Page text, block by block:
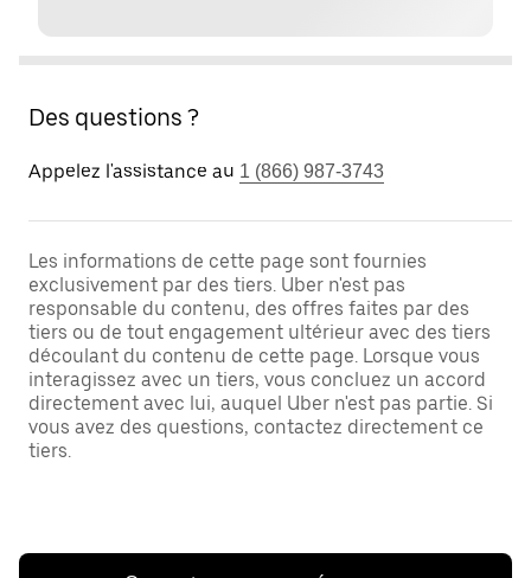
Des questions ?
Appelez l'assistance au 1 (866) 987-3743
Les informations de cette page sont fournies
exclusivement par des tiers. Uber n'est pas
responsable du contenu, des offres faites par des
tiers ou de tout engagement ultérieur avec des tiers
découlant du contenu de cette page. Lorsque vous
interagissez avec un tiers, vous concluez un accord
directement avec lui, auquel Uber n'est pas partie. Si
vous avez des questions, contactez directement ce
tiers.